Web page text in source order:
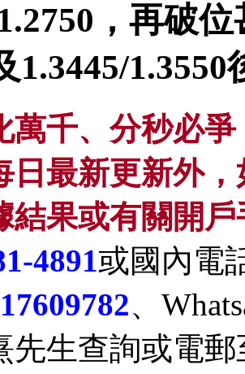
，再破
1.3445/1.3550
萬千、分秒必
日最新更新外
結果或有關開
4891或國內電
、
先生查詢或電郵